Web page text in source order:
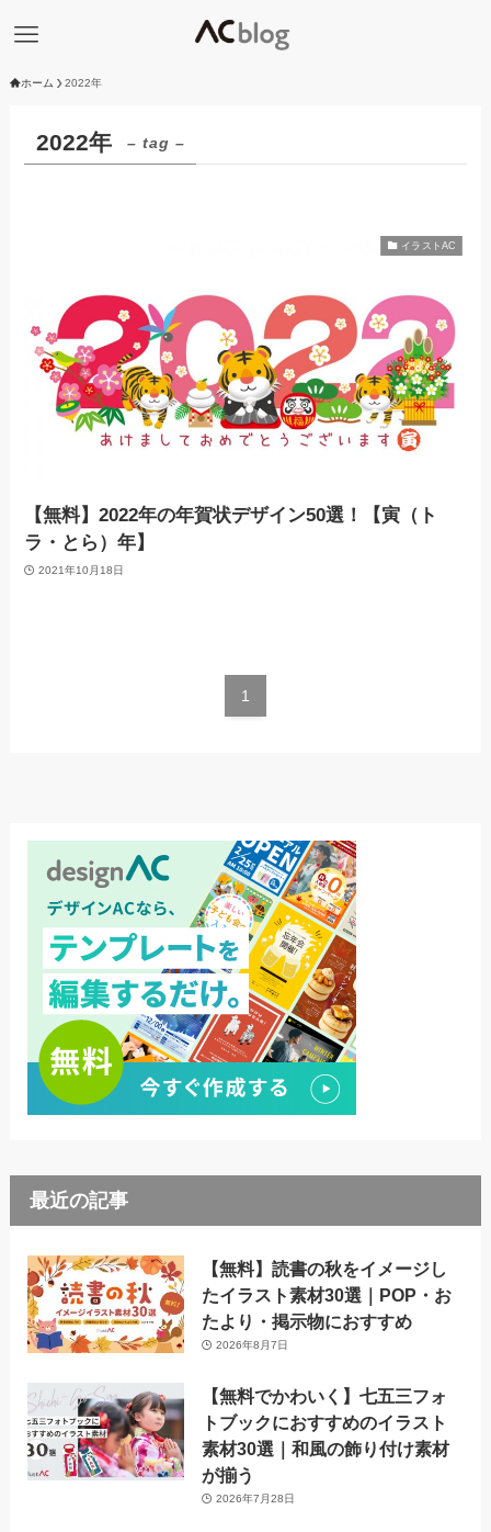
ホーム 2022年
2022年 – tag –
イラストAC
【無料】2022年の年賀状デザイン50選！【寅（ト
ラ・とら）年】
2021年10月18日
1
最近の記事
【無料】読書の秋をイメージし
たイラスト素材30選｜POP・お
たより・掲示物におすすめ
2026年8月7日
【無料でかわいく】七五三フォ
トブックにおすすめのイラスト
素材30選｜和風の飾り付け素材
が揃う
2026年7月28日